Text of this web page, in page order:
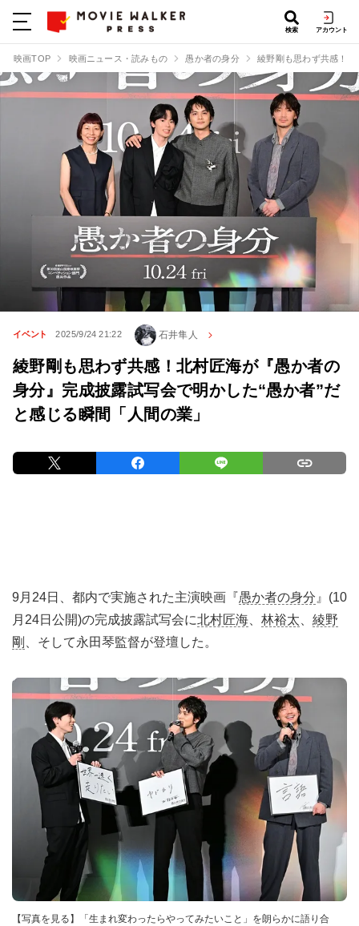
検索 アカウント
映画TOP 映画ニュース・読みもの 愚か者の身分 綾野剛も思わず共感！
イベント 2025/9/24 21:22 石井隼人
綾野剛も思わず共感！北村匠海が『愚か者の
身分』完成披露試写会で明かした“愚か者”だ
と感じる瞬間「人間の業」
9月24日、都内で実施された主演映画『愚か者の身分 』(10
月24日公開)の完成披露試写会に北村匠海 林裕太
綾野
剛
、そして永⽥琴監督が登壇した。
【写真を見る】「生まれ変わったらやってみたいこと」を朗らかに語り合